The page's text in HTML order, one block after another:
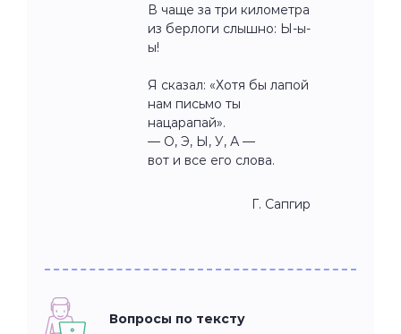
В чаще за три километра
из берлоги слышно: Ы-ы-
ы!
Я сказал: «Хотя бы лапой
нам письмо ты
нацарапай».
— О, Э, Ы, У, А —
вот и все его слова.
Г. Сапгир
Вопросы по тексту